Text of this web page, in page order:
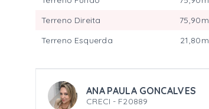
Terreno Direita
75,90m
Terreno Esquerda
21,80m
ANA PAULA GONCALVES
CRECI - F20889